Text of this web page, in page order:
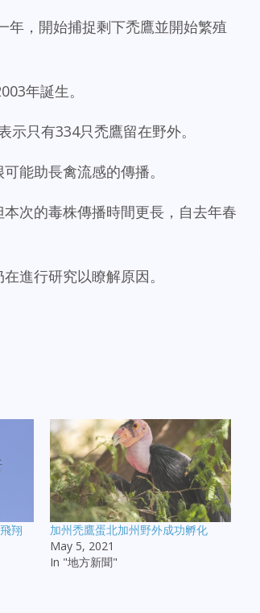
年，開始捕捉剩下禿鷹並開始繁殖
年誕生。
只有334只禿鷹留在野外。
能助長禽流感的傳播。
次的毒株傳播時間更長，自去年春
進行研究以瞭解原因。
翔
加州禿鷹蛋北加州野外成功孵化
May 5, 2021
In "地方新聞"